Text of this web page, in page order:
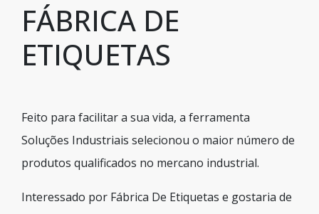
FÁBRICA DE
ETIQUETAS
Feito para facilitar a sua vida, a ferramenta
Soluções Industriais selecionou o maior número de
produtos qualificados no mercano industrial.
Interessado por Fábrica De Etiquetas e gostaria de